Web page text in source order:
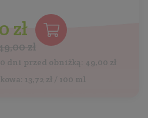
zł
zł
dni przed obniżką: 49,00 zł
13,72 zł / 100 ml